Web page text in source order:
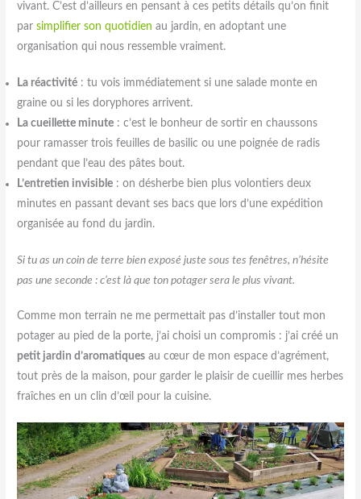
vivant. C’est d’ailleurs en pensant à ces petits détails qu’on finit
parsimplifier son quotidienau jardin, en adoptant une
organisation qui nous ressemble vraiment.
La réactivité : tu vois immédiatement si une salade monte en
graine ou si les doryphores arrivent.
La cueillette minute : c’est le bonheur de sortir en chaussons
pour ramasser trois feuilles de basilic ou une poignée de radis
pendant que l’eau des pâtes bout.
L’entretien invisible : on désherbe bien plus volontiers deux
minutes en passant devant ses bacs que lors d’une expédition
organisée au fond du jardin.
Si tu as un coin de terre bien exposé juste sous tes fenêtres, n’hésite
pas une seconde : c’est là que ton potager sera le plus vivant.
Comme mon terrain ne me permettait pas d’installer tout mon
potager au pied de la porte, j’ai choisi un compromis : j’ai créé un
petit jardin d’aromatiques au cœur de mon espace d’agrément,
tout près de la maison, pour garder le plaisir de cueillir mes herbes
fraîches en un clin d’œil pour la cuisine.